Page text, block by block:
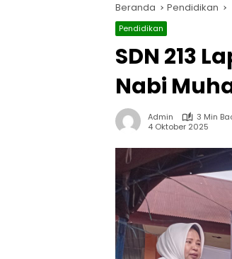
Beranda Pendidikan
Pendidikan
SDN 213
Nabi
Admin
3 Min
4 Oktober 2025